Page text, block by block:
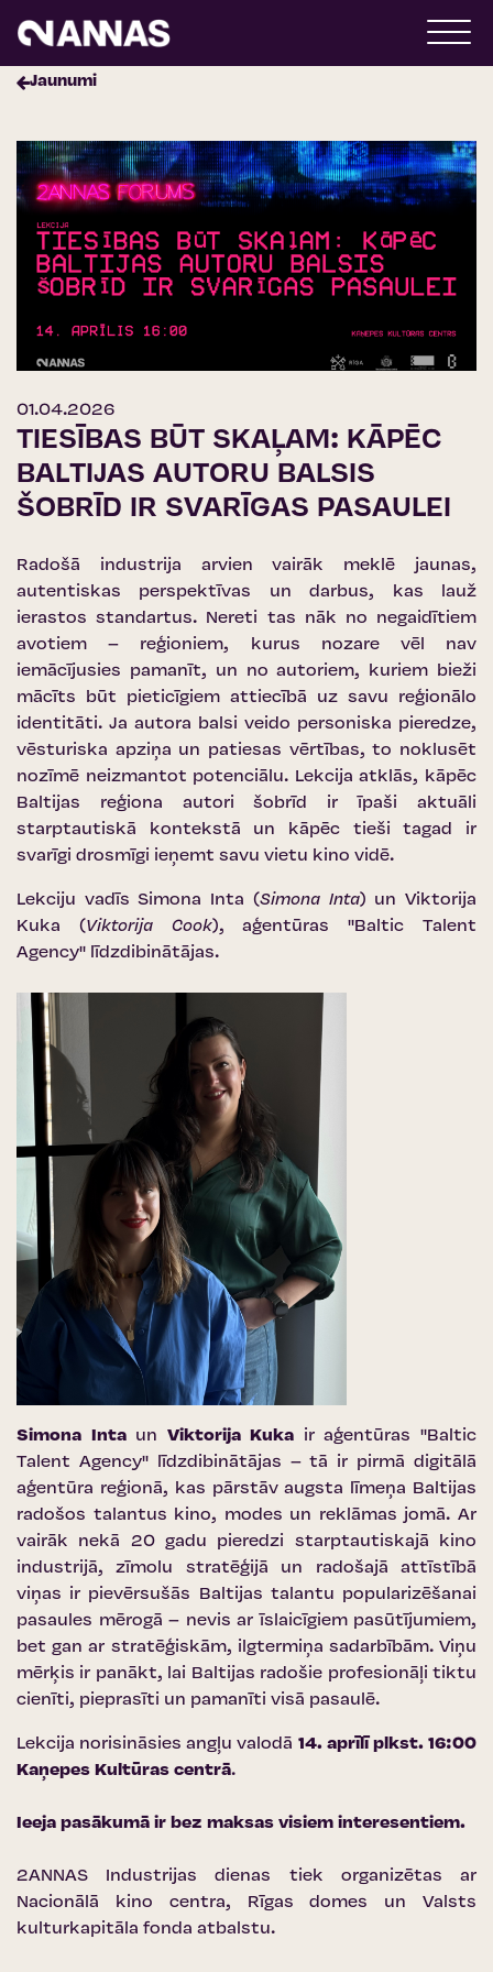
Jaunumi
01.04.2026
TIESĪBAS BŪT SKAĻAM: KĀPĒC
BALTIJAS AUTORU BALSIS
ŠOBRĪD IR SVARĪGAS PASAULEI
Radošā industrija arvien vairāk meklē jaunas,
autentiskas perspektīvas un darbus, kas lauž
ierastos standartus. Nereti tas nāk no negaidītiem
avotiem – reģioniem, kurus nozare vēl nav
iemācījusies pamanīt, un no autoriem, kuriem bieži
mācīts būt pieticīgiem attiecībā uz savu reģionālo
identitāti. Ja autora balsi veido personiska pieredze,
vēsturiska apziņa un patiesas vērtības, to noklusēt
nozīmē neizmantot potenciālu. Lekcija atklās, kāpēc
Baltijas reģiona autori šobrīd ir īpaši aktuāli
starptautiskā kontekstā un kāpēc tieši tagad ir
svarīgi drosmīgi ieņemt savu vietu kino vidē.
Lekciju vadīs Simona Inta (Simona Inta) un Viktorija
Kuka (Viktorija Cook), aģentūras''Baltic Talent
Agency'' līdzdibinātājas.
Simona Inta un Viktorija Kuka ir aģentūras ''Baltic
Talent Agency'' līdzdibinātājas – tā ir pirmā digitālā
aģentūra reģionā, kas pārstāv augsta līmeņa Baltijas
radošos talantus kino, modes un reklāmas jomā. Ar
vairāk nekā 20 gadu pieredzi starptautiskajā kino
industrijā, zīmolu stratēģijā un radošajā attīstībā
viņas ir pievērsušās Baltijas talantu popularizēšanai
pasaules mērogā – nevis ar īslaicīgiem pasūtījumiem,
bet gan ar stratēģiskām, ilgtermiņa sadarbībām. Viņu
mērķis ir panākt, lai Baltijas radošie profesionāļi tiktu
cienīti, pieprasīti un pamanīti visā pasaulē.
Lekcija norisināsies angļu valodā 14. aprīlī plkst. 16:00
Kaņepes Kultūras centrā.
Ieeja pasākumā ir bez maksas visiem interesentiem.
2ANNAS Industrijas dienas tiek organizētas ar
Nacionālā kino centra, Rīgas domes unValsts
kulturkapitāla fonda atbalstu.